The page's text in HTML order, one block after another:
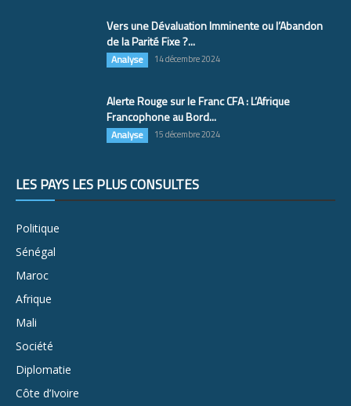
Vers une Dévaluation Imminente ou l’Abandon
de la Parité Fixe ?...
Analyse 14 décembre 2024
Alerte Rouge sur le Franc CFA : L’Afrique
Francophone au Bord...
Analyse 15 décembre 2024
LES PAYS LES PLUS CONSULTÉS
Politique
Sénégal
Maroc
Afrique
Mali
Société
Diplomatie
Côte d’Ivoire